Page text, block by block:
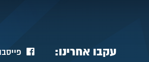
עקבו אחרינו: